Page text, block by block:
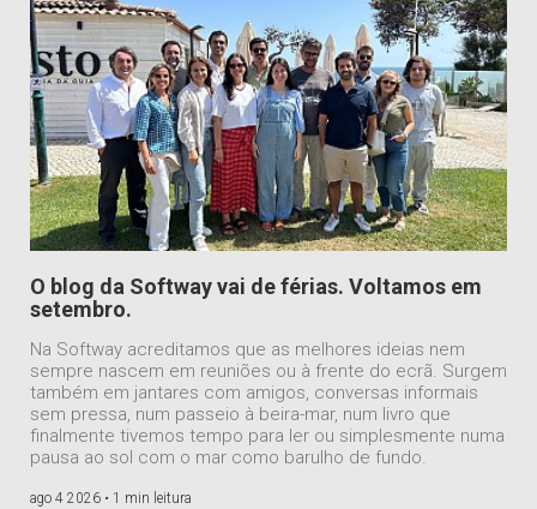
O blog da Softway vai de férias. Voltamos em
setembro.
Na Softway acreditamos que as melhores ideias nem
sempre nascem em reuniões ou à frente do ecrã. Surgem
também em jantares com amigos, conversas informais
sem pressa, num passeio à beira-mar, num livro que
finalmente tivemos tempo para ler ou simplesmente numa
pausa ao sol com o mar como barulho de fundo.
ago 4 2026 • 1 min leitura